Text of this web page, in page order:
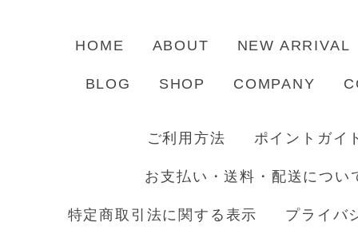
HOME ABOUT NEW ARRIVAL
BLOG SHOP COMPANY
ご利用方法 ポイントガイ
お支払い・送料・配送につい
特定商取引法に関する表示 プライバ